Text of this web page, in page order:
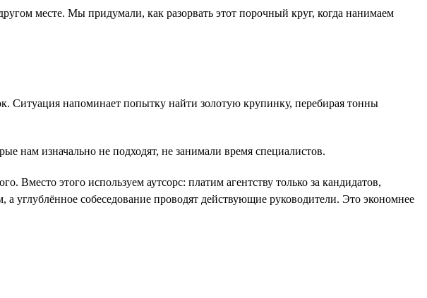
месте. Мы придумали, как разорвать этот порочный круг, когда нанимаем
Ситуация напоминает попытку найти золотую крупинку, перебирая тонны
нам изначально не подходят, не занимали время специалистов.
этого используем аутсорс: платим агентству только за кандидатов,
собеседование проводят действующие руководители. Это экономнее